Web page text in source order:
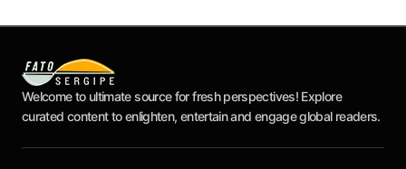
Welcome to ultimate source for fresh perspectives! Explore
curated content to enlighten, entertain and engage global readers.